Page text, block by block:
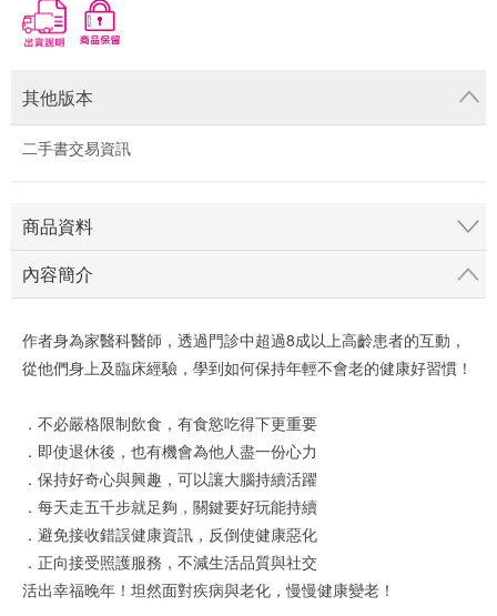
其他版本
二手書交易資訊
商品資料
內容簡介
作者身為家醫科醫師，透過門診中超過8成以上高齡患者的互動，
從他們身上及臨床經驗，學到如何保持年輕不會老的健康好習慣！
．不必嚴格限制飲食，有食慾吃得下更重要
．即使退休後，也有機會為他人盡一份心力
．保持好奇心與興趣，可以讓大腦持續活躍
．每天走五千步就足夠，關鍵要好玩能持續
．避免接收錯誤健康資訊，反倒使健康惡化
．正向接受照護服務，不減生活品質與社交
活出幸福晚年！坦然面對疾病與老化，慢慢健康變老！